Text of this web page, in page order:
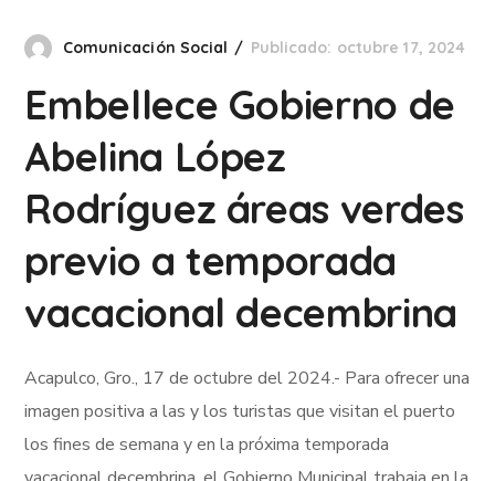
Comunicación Social Publicado: octubre 17, 2024
Embellece Gobierno de
Abelina López
Rodríguez áreas verdes
previo a temporada
vacacional decembrina
Acapulco, Gro., 17 de octubre del 2024.- Para ofrecer una
imagen positiva a las y los turistas que visitan el puerto
los fines de semana y en la próxima temporada